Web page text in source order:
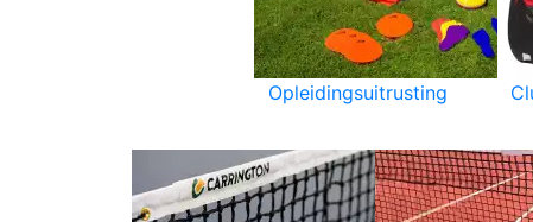
Opleidingsuitrusting